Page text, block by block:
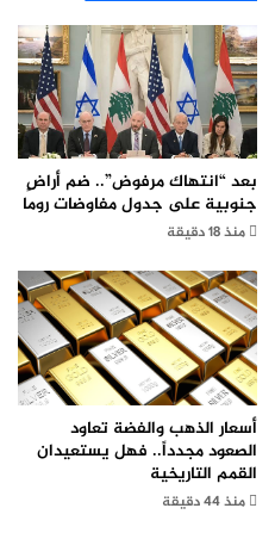
بعد “انتهاك مرفوض”.. ضم أراضٍ
جنوبية على جدول مفاوضات روما
منذ 18 دقيقة
أسعار الذهب والفضة تعاود
الصعود مجدداً.. فهل يستعيدان
القمم التاريخية
منذ 44 دقيقة